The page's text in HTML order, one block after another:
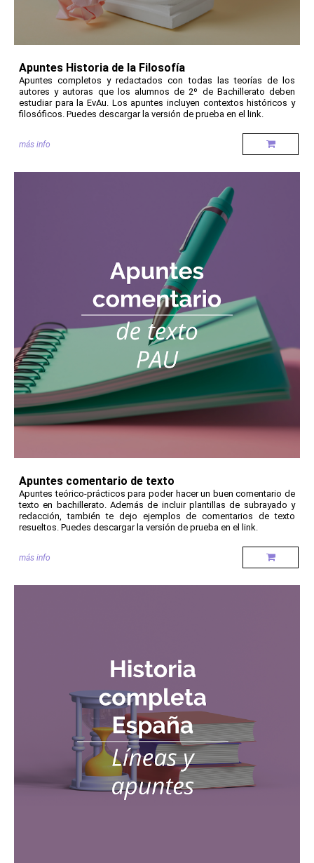
Apuntes Historia de la Filosofía
Apuntes completos y redactados con todas las teorías de los
autores y autoras que los alumnos de 2º de Bachillerato deben
estudiar para la EvAu. Los apuntes incluyen contextos históricos y
filosóficos. Puedes descargar la versión de prueba en el link.
más info
Apuntes comentario de texto
Apuntes teórico-prácticos para poder hacer un buen comentario de
texto en bachillerato. Además de incluir plantillas de subrayado y
redacción, también te dejo ejemplos de comentarios de texto
resueltos. Puedes descargar la versión de prueba en el link.
más info